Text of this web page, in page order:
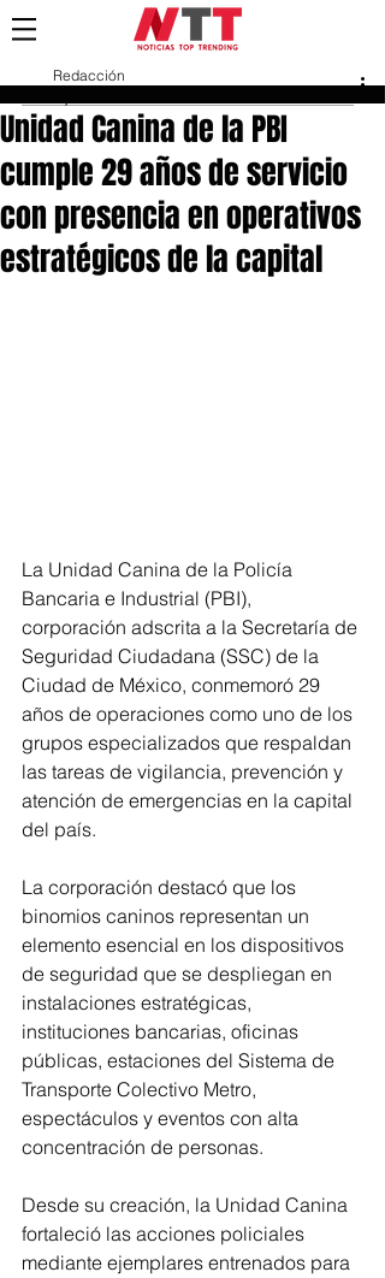
Unidad Canina de la PBI
cumple 29 años de servicio
con presencia en operativos
estratégicos de la capital
Redacción
La Unidad Canina de la Policía
Bancaria e Industrial (PBI),
corporación adscrita a la Secretaría de
Seguridad Ciudadana (SSC) de la
Ciudad de México, conmemoró 29
años de operaciones como uno de los
grupos especializados que respaldan
las tareas de vigilancia, prevención y
atención de emergencias en la capital
del país.
La corporación destacó que los
binomios caninos representan un
elemento esencial en los dispositivos
de seguridad que se despliegan en
instalaciones estratégicas,
instituciones bancarias, oficinas
públicas, estaciones del Sistema de
Transporte Colectivo Metro,
espectáculos y eventos con alta
concentración de personas.
Desde su creación, la Unidad Canina
fortaleció las acciones policiales
mediante ejemplares entrenados para